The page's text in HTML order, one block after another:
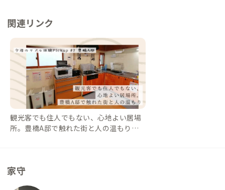
分）→到着
関連リンク
観光客でも住人でもない、心地よい居場
所。豊橋A邸で触れた街と人の温もり
家守